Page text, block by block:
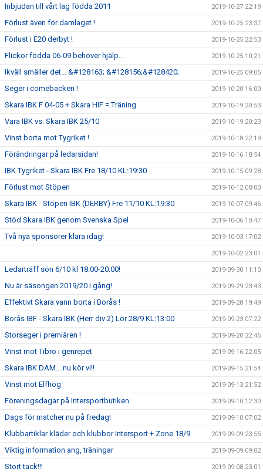
Inbjudan till vårt lag födda 2011 2019-10-27 22:19
Förlust även för damlaget ! 2019-10-25 23:37
Förlust i E20 derbyt ! 2019-10-25 22:53
Flickor födda 06-09 behöver hjälp... 2019-10-25 10:21
Ikväll smäller det... &#128163; &#128156;&#128420; 2019-10-25 09:05
Seger i comebacken ! 2019-10-20 16:00
Skara IBK F 04-05 + Skara HIF = Träning 2019-10-19 20:53
Vara IBK vs. Skara IBK 25/10 2019-10-19 20:23
Vinst borta mot Tygriket ! 2019-10-18 22:19
Förändringar på ledarsidan! 2019-10-16 18:54
IBK Tygriket - Skara IBK Fre 18/10 KL:19:30 2019-10-15 09:28
Förlust mot Stöpen 2019-10-12 08:00
Skara IBK - Stöpen IBK (DERBY) Fre 11/10 KL:19:30 2019-10-07 09:46
Stöd Skara IBK genom Svenska Spel 2019-10-06 10:47
Två nya sponsorer klara idag! 2019-10-03 17:02
2019-10-02 23:01
Ledarträff sön 6/10 kl 18.00-20.00! 2019-09-30 11:10
Nu är säsongen 2019/20 i gång! 2019-09-29 23:43
Effektivt Skara vann borta i Borås ! 2019-09-28 19:49
Borås IBF - Skara IBK (Herr div 2) Lör 28/9 KL:13:00 2019-09-23 07:22
Storseger i premiären ! 2019-09-20 22:45
Vinst mot Tibro i genrepet 2019-09-16 22:05
Skara IBK DAM... nu kör vi!! 2019-09-15 21:54
Vinst mot Elfhög 2019-09-13 21:52
Föreningsdagar på Intersportbutiken 2019-09-10 12:30
Dags för matcher nu på fredag! 2019-09-10 07:02
Klubbartiklar kläder och klubbor Intersport + Zone 18/9 2019-09-09 23:55
Viktig information ang, träningar 2019-09-09 09:02
Stort tack!!! 2019-09-08 23:01